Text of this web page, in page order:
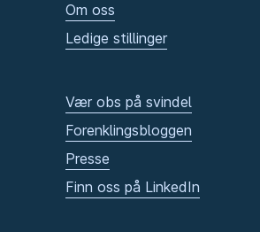
Om oss
Ledige stillinger
Vær obs på svindel
Forenklingsbloggen
Presse
Finn oss på LinkedIn